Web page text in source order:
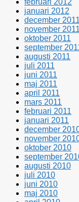
januari 2012
december 2011
november 2011
oktober 2011
september
augusti 2011
juli 2011
juni 2011
maj 2011
april 2011
mars 2011
februari 2011
januari 2011
december
november
oktober 2010
september
augusti 2010
juli 2010
juni 2010
maj 2010